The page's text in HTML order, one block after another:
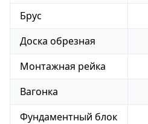
Брус
Доска обрезная
Монтажная рейка
Вагонка
Фундаментный блок